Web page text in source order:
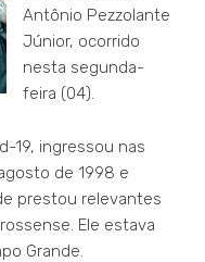
Antônio Pezzolante
Júnior, ocorrido
nesta segunda-
feira (04).
19, ingressou nas
de 1998 e
prestou relevantes
Ele estava
Grande.